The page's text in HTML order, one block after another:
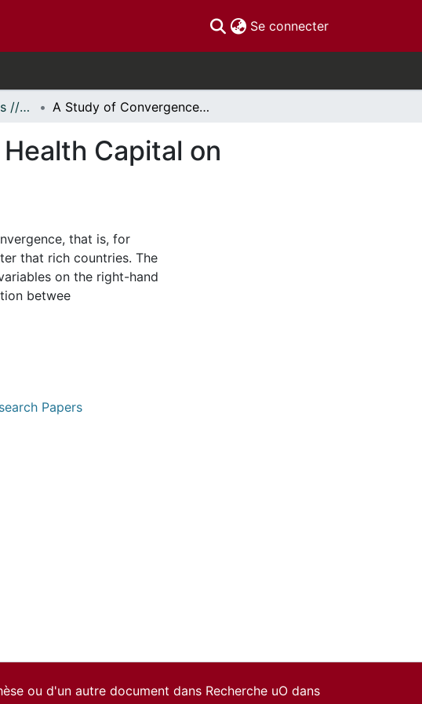
Se connecter(current)
Économie - Mémoires // Economics - Research Papers A Study of Convergence and the Impact of Health Capital on Economics Growth across Countries
Capital on
that is, for
that rich countries. The
on the right-hand
betwee
Papers
ou d'un autre document dans Recherche uO dans